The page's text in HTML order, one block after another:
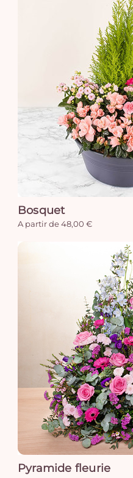
Bosquet
A partir de 48,00 €
Pyramide fleurie